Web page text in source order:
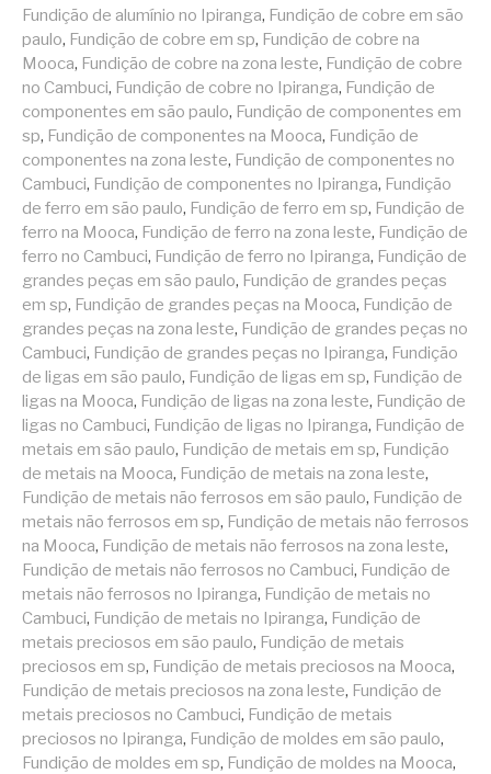
Fundição de alumínio no Ipiranga, Fundição de cobre em são
paulo, Fundição de cobre em sp, Fundição de cobre na
Mooca, Fundição de cobre na zona leste, Fundição de cobre
no Cambuci, Fundição de cobre no Ipiranga, Fundição de
componentes em são paulo, Fundição de componentes em
sp, Fundição de componentes na Mooca, Fundição de
componentes na zona leste, Fundição de componentes no
Cambuci, Fundição de componentes no Ipiranga, Fundição
de ferro em são paulo, Fundição de ferro em sp, Fundição de
ferro na Mooca, Fundição de ferro na zona leste, Fundição de
ferro no Cambuci, Fundição de ferro no Ipiranga, Fundição de
grandes peças em são paulo, Fundição de grandes peças
em sp, Fundição de grandes peças na Mooca, Fundição de
grandes peças na zona leste, Fundição de grandes peças no
Cambuci, Fundição de grandes peças no Ipiranga, Fundição
de ligas em são paulo, Fundição de ligas em sp, Fundição de
ligas na Mooca, Fundição de ligas na zona leste, Fundição de
ligas no Cambuci, Fundição de ligas no Ipiranga, Fundição de
metais em são paulo, Fundição de metais em sp, Fundição
de metais na Mooca, Fundição de metais na zona leste,
Fundição de metais não ferrosos em são paulo, Fundição de
metais não ferrosos em sp, Fundição de metais não ferrosos
na Mooca, Fundição de metais não ferrosos na zona leste,
Fundição de metais não ferrosos no Cambuci, Fundição de
metais não ferrosos no Ipiranga, Fundição de metais no
Cambuci, Fundição de metais no Ipiranga, Fundição de
metais preciosos em são paulo, Fundição de metais
preciosos em sp, Fundição de metais preciosos na Mooca,
Fundição de metais preciosos na zona leste, Fundição de
metais preciosos no Cambuci, Fundição de metais
preciosos no Ipiranga, Fundição de moldes em são paulo,
Fundição de moldes em sp, Fundição de moldes na Mooca,